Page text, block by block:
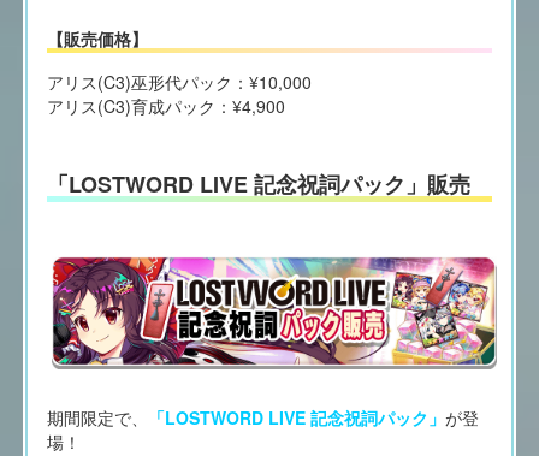
【販売価格】
アリス(C3)巫形代パック：¥10,000
アリス(C3)育成パック：¥4,900
「LOSTWORD LIVE 記念祝詞パック」販売
期間限定で、 「LOSTWORD LIVE 記念祝詞パック」 が登
場！